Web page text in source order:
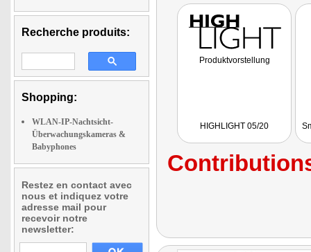
Recherche produits:
Shopping:
WLAN-IP-Nachtsicht-
Überwachungskameras &
Babyphones
Restez en contact avec
nous et indiquez votre
adresse mail pour
recevoir notre
newsletter:
Produktvorstellung
HIGHLIGHT 05/20